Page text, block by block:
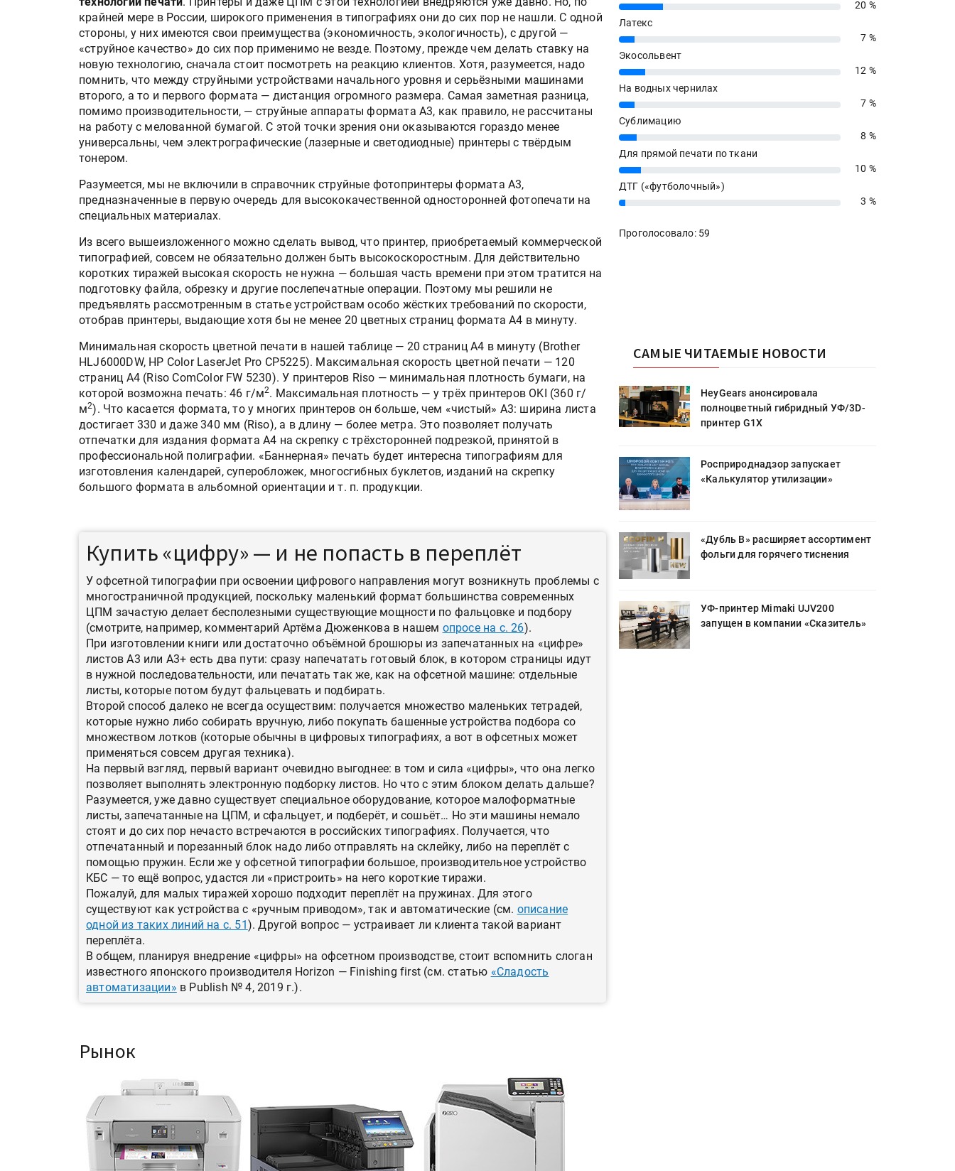
крайней мере в России, широкого применения в типографиях они до сих пор не нашли. С одной
стороны, у них имеются свои преимущества (экономичность, экологичность), с другой —
«струйное качество» до сих пор применимо не везде. Поэтому, прежде чем делать ставку на
новую технологию, сначала стоит посмотреть на реакцию клиентов. Хотя, разумеется, надо
помнить, что между струйными устройствами начального уровня и серьёзными машинами
второго, а то и первого формата — дистанция огромного размера. Самая заметная разница,
помимо производительности, — струйные аппараты формата А3, как правило, не рассчитаны
на работу с мелованной бумагой. С этой точки зрения они оказываются гораздо менее
универсальны, чем электрографические (лазерные и светодиодные) принтеры с твёрдым
тонером.
Разумеется, мы не включили в справочник струйные фотопринтеры формата А3,
предназначенные в первую очередь для высококачественной односторонней фотопечати на
специальных материалах.
Из всего вышеизложенного можно сделать вывод, что принтер, приобретаемый коммерческой
типографией, совсем не обязательно должен быть высокоскоростным. Для действительно
коротких тиражей высокая скорость не нужна — большая часть времени при этом тратится на
подготовку файла, обрезку и другие послепечатные операции. Поэтому мы решили не
предъявлять рассмотренным в статье устройствам особо жёстких требований по скорости,
отобрав принтеры, выдающие хотя бы не менее 20 цветных страниц формата А4 в минуту.
Минимальная скорость цветной печати в нашей таблице — 20 страниц А4 в минуту (Brother
HLJ6000DW, HP Color LaserJet Pro CP5225). Максимальная скорость цветной печати — 120
страниц А4 (Riso ComColor FW 5230). У принтеров Riso — минимальная плотность бумаги, на
которой возможна печать: 46 г/м2. Максимальная плотность — у трёх принтеров OKI (360 г/
м2). Что касается формата, то у многих принтеров он больше, чем «чистый» А3: ширина листа
достигает 330 и даже 340 мм (Riso), а в длину — более метра. Это позволяет получать
отпечатки для издания формата А4 на скрепку с трёхсторонней подрезкой, принятой в
профессиональной полиграфии. «Баннерная» печать будет интересна типографиям для
изготовления календарей, суперобложек, многосгибных буклетов, изданий на скрепку
большого формата в альбомной ориентации и т. п. продукции.
Купить «цифру» — и не попасть в переплёт
У офсетной типографии при освоении цифрового направления могут возникнуть проблемы с
многостраничной продукцией, поскольку маленький формат большинства современных
ЦПМ зачастую делает бесполезными существующие мощности по фальцовке и подбору
(смотрите, например, комментарий Артёма Дюженкова в нашем опросе на с. 26).
При изготовлении книги или достаточно объёмной брошюры из запечатанных на «цифре»
листов А3 или А3+ есть два пути: сразу напечатать готовый блок, в котором страницы идут
в нужной последовательности, или печатать так же, как на офсетной машине: отдельные
листы, которые потом будут фальцевать и подбирать.
Второй способ далеко не всегда осуществим: получается множество маленьких тетрадей,
которые нужно либо собирать вручную, либо покупать башенные устройства подбора со
множеством лотков (которые обычны в цифровых типографиях, а вот в офсетных может
применяться совсем другая техника).
На первый взгляд, первый вариант очевидно выгоднее: в том и сила «цифры», что она легко
позволяет выполнять электронную подборку листов. Но что с этим блоком делать дальше?
Разумеется, уже давно существует специальное оборудование, которое малоформатные
листы, запечатанные на ЦПМ, и сфальцует, и подберёт, и сошьёт… Но эти машины немало
стоят и до сих пор нечасто встречаются в российских типографиях. Получается, что
отпечатанный и порезанный блок надо либо отправлять на склейку, либо на переплёт с
помощью пружин. Если же у офсетной типографии большое, производительное устройство
КБС — то ещё вопрос, удастся ли «пристроить» на него короткие тиражи.
Пожалуй, для малых тиражей хорошо подходит переплёт на пружинах. Для этого
существуют как устройства с «ручным приводом», так и автоматические (см. описание
одной из таких линий на с. 51). Другой вопрос — устраивает ли клиента такой вариант
переплёта.
В общем, планируя внедрение «цифры» на офсетном производстве, стоит вспомнить слоган
известного японского производителя Horizon — Finishing first (см. статью «Сладость
автоматизации» в Publish № 4, 2019 г.).
Рынок
20%
20 %
Латекс
7%
7 %
Экосольвент
12%
12 %
На водных чернилах
7%
7 %
Сублимацию
8%
8 %
Для прямой печати по ткани
10%
10 %
ДТГ («футболочный»)
3% 3 %
Проголосовало: 59
САМЫЕ ЧИТАЕМЫЕ НОВОСТИ
HeyGears анонсировала
полноцветный гибридный УФ/3D-
принтер G1X
Росприроднадзор запускает
«Калькулятор утилизации»
фольги для горячего тиснения
УФ-принтер Mimaki UJV200
запущен в компании «Сказитель»
HeyGears анонсировала
полноцветный гибридный УФ/3D-
принтер G1X
Росприроднадзор запускает
«Калькулятор утилизации»
фольги для горячего тиснения
УФ-принтер Mimaki UJV200
запущен в компании «Сказитель»
HeyGears анонсировала
полноцветный гибридный УФ/3D-
принтер G1X
Росприроднадзор запускает
«Калькулятор утилизации»
«Дубль В» расширяет ассортимент
фольги для горячего тиснения
УФ-принтер Mimaki UJV200
запущен в компании «Сказитель»